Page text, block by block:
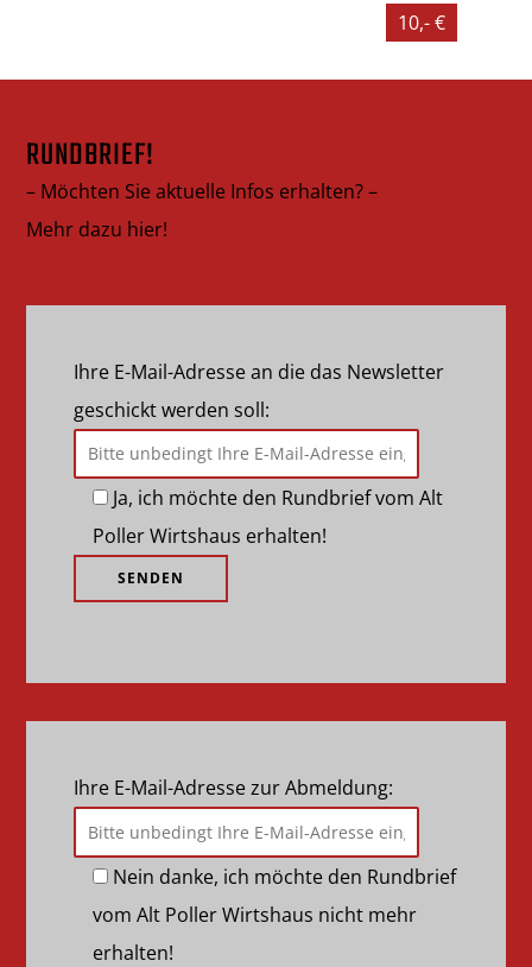
10,- €
RUNDBRIEF!
– Möchten Sie aktuelle Infos erhalten? –
Mehr dazu hier!
Ihre E-Mail-Adresse an die das Newsletter
geschickt werden soll:
Ja, ich möchte den Rundbrief vom Alt
Poller Wirtshaus erhalten!
Ihre E-Mail-Adresse zur Abmeldung:
Nein danke, ich möchte den Rundbrief
vom Alt Poller Wirtshaus nicht mehr
erhalten!